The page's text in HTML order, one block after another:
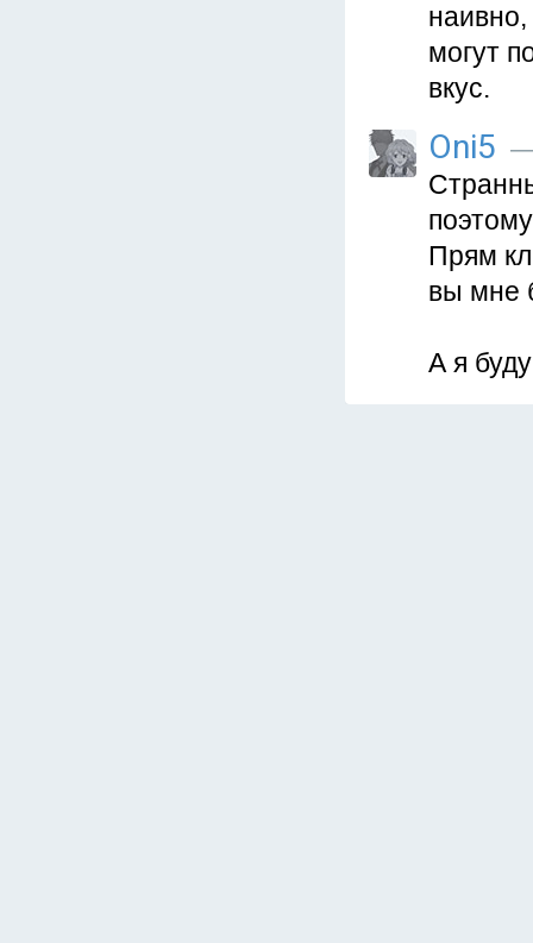
наивно,
могут
вкус.
Oni5 —
Прям
вы мне
А я